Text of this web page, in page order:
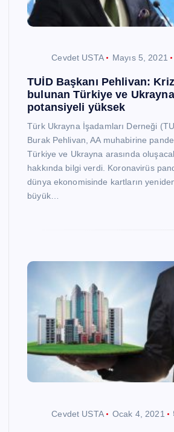
Cevdet USTA Mayıs 5, 2021
TUİD Başkanı Pehlivan:
bulunan Türkiye ve
potansiyeli yüksek
Türk Ukrayna İşadamları Derneği
Burak Pehlivan, AA muhabirine
Türkiye ve Ukrayna arasında
hakkında bilgi verdi. Koronavirüs
dünya ekonomisinde kartların yeniden
büyük…
Cevdet USTA Ocak 4, 2021